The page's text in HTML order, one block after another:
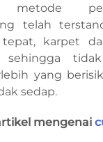
metode
telah
karpet
sehingga
yang
sedap.
mengenai